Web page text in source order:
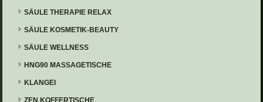
SÄULE THERAPIE RELAX
SÄULE KOSMETIK-BEAUTY
SÄULE WELLNESS
HNG90 MASSAGETISCHE
KLANGEI
ZEN KOFFERTISCHE